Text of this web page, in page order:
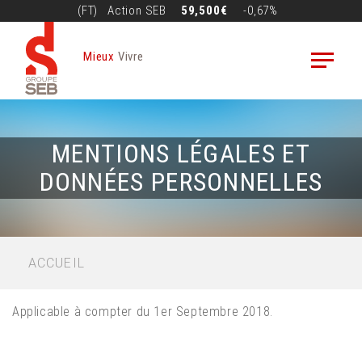
contenu
principal
(FT) Action SEB 59,500€ -0,67%
Mieux Vivre
MENTIONS LÉGALES ET
DONNÉES PERSONNELLES
FIL
D'ARIANE
ACCUEIL
Applicable à compter du 1er Septembre 2018.